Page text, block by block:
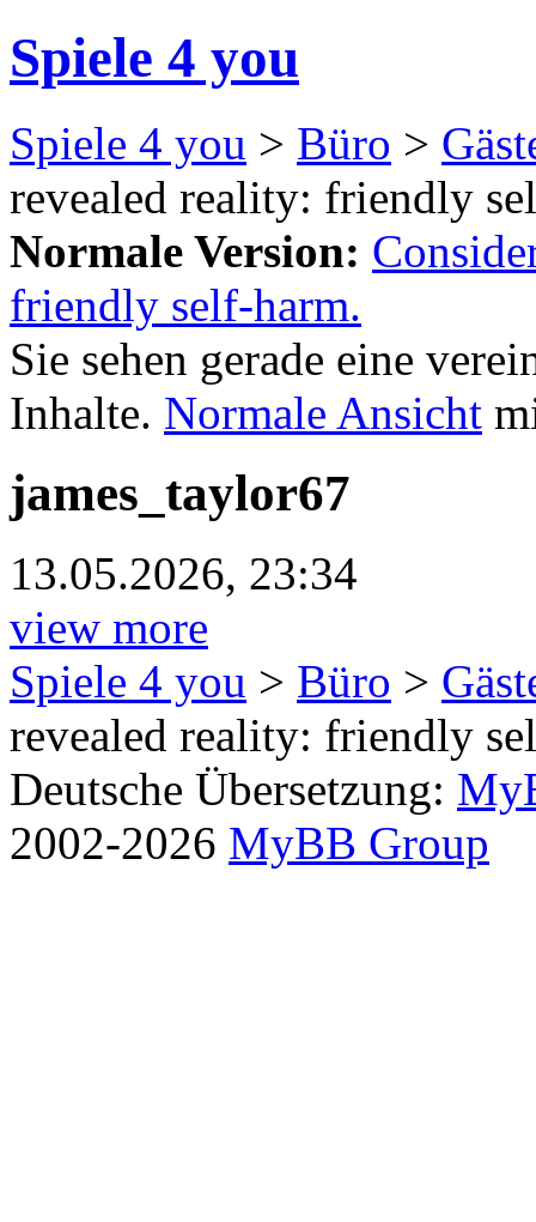
Spiele 4 you
Spiele 4 you > Büro >
revealed reality: friendly
Normale Version:
friendly self-harm.
Sie sehen gerade eine
Inhalte. Normale Ansicht
james_taylor67
13.05.2026, 23:34
view more
Spiele 4 you > Büro >
revealed reality: friendly
Deutsche Übersetzung:
2002-2026 MyBB Group